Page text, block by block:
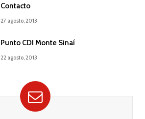
Contacto
27 agosto, 2013
Punto CDI Monte Sinaí
22 agosto, 2013